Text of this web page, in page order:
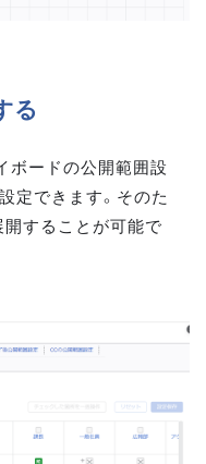
る
ボードの公開範囲設
定できます。そのた
することが可能で